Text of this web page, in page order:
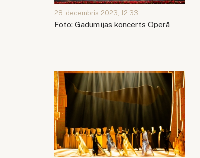
28. decembris 2023, 12:33
Foto: Gadumijas koncerts Operā